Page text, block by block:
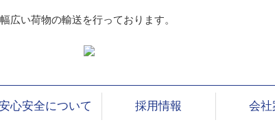
広い荷物の輸送を行っております。
心安全について 採用情報 会社